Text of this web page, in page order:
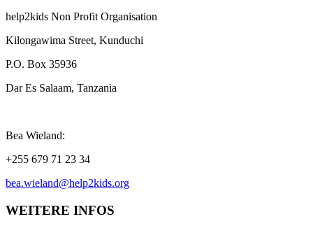
help2kids Non Profit Organisation
Kilongawima Street, Kunduchi
P.O. Box 35936
Dar Es Salaam, Tanzania
Bea Wieland:
+255 679 71 23 34
bea.wieland@help2kids.org
WEITERE INFOS